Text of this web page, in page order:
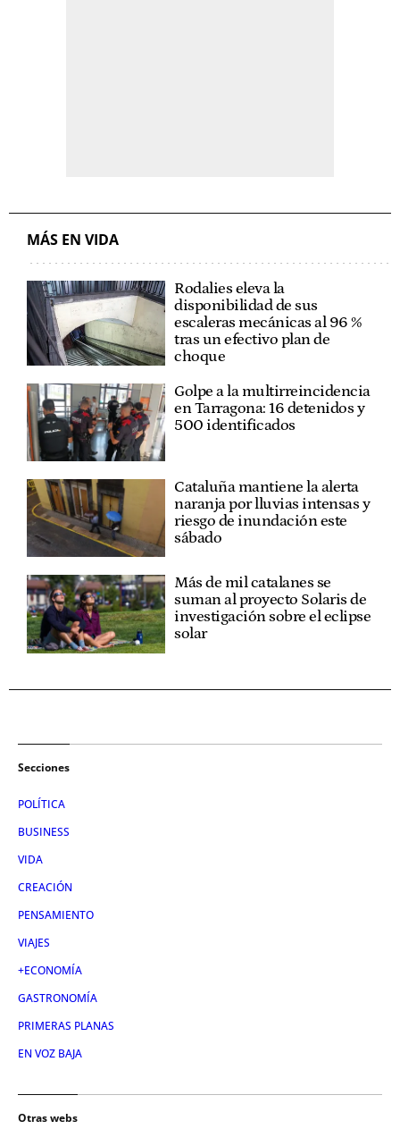
MÁS EN VIDA
Rodalies eleva la
disponibilidad de sus
escaleras mecánicas al 96 %
tras un efectivo plan de
choque
Golpe a la multirreincidencia
en Tarragona: 16 detenidos y
500 identificados
Cataluña mantiene la alerta
naranja por lluvias intensas y
riesgo de inundación este
sábado
Más de mil catalanes se
suman al proyecto Solaris de
investigación sobre el eclipse
solar
Secciones
POLÍTICA
BUSINESS
VIDA
CREACIÓN
PENSAMIENTO
VIAJES
+ECONOMÍA
GASTRONOMÍA
PRIMERAS PLANAS
EN VOZ BAJA
Otras webs